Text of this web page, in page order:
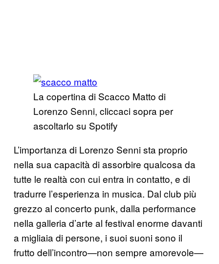
La copertina di Scacco Matto di
Lorenzo Senni, cliccaci sopra per
ascoltarlo su Spotify
L’importanza di Lorenzo Senni sta proprio
nella sua capacità di assorbire qualcosa da
tutte le realtà con cui entra in contatto, e di
tradurre l’esperienza in musica. Dal club più
grezzo al concerto punk, dalla performance
nella galleria d’arte al festival enorme davanti
a migliaia di persone, i suoi suoni sono il
frutto dell’incontro—non sempre amorevole—